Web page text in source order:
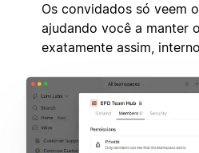
Os convidados só veem
ajudando você a manter
exatamente assim,